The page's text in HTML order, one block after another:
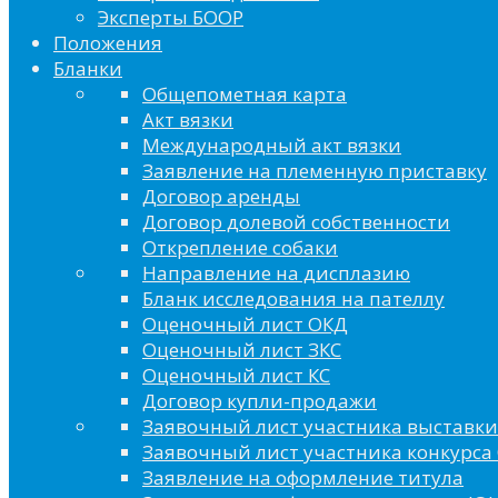
Эксперты БООР
Положения
Бланки
Общепометная карта
Акт вязки
Международный акт вязки
Заявление на племенную приставку
Договор аренды
Договор долевой собственности
Открепление собаки
Направление на дисплазию
Бланк исследования на пателлу
Оценочный лист ОКД
Оценочный лист ЗКС
Оценочный лист КС
Договор купли-продажи
Заявочный лист участника выставки
Заявочный лист участника конкурса
Заявление на оформление титула